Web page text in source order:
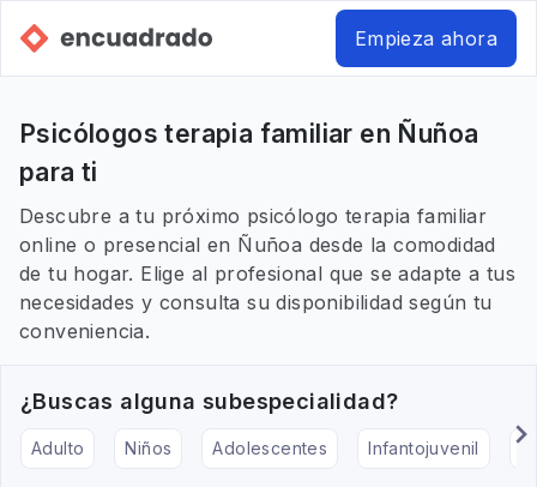
Empieza ahora
Psicólogos terapia familiar en Ñuñoa
para ti
Descubre a tu próximo psicólogo terapia familiar
online o presencial en Ñuñoa desde la comodidad
de tu hogar. Elige al profesional que se adapte a tus
necesidades y consulta su disponibilidad según tu
conveniencia.
¿Buscas alguna subespecialidad?
Adulto Niños Adolescentes Infantojuvenil